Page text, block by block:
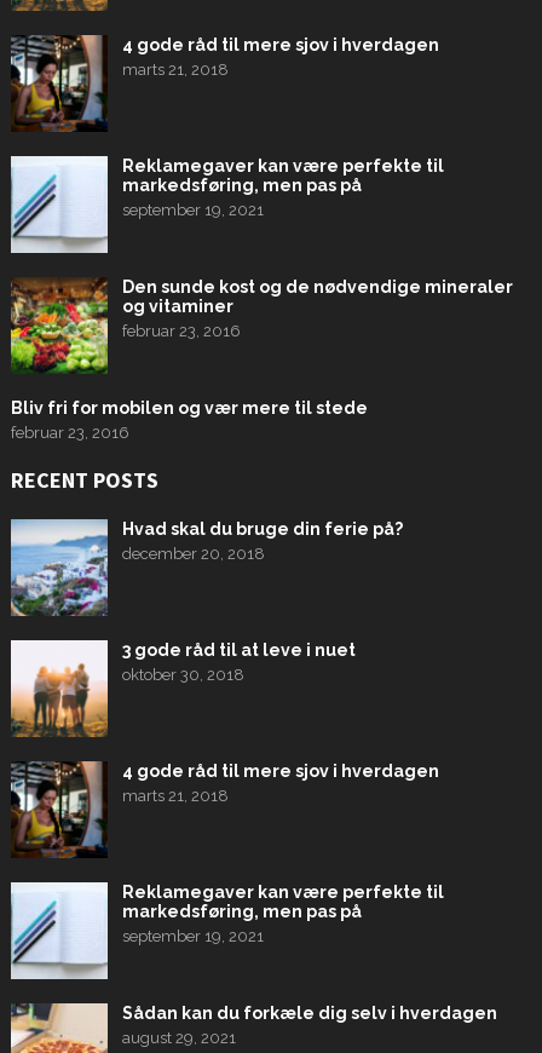
4 gode råd til mere sjov i hverdagen
marts 21, 2018
Reklamegaver kan være perfekte til
markedsføring, men pas på
september 19, 2021
Den sunde kost og de nødvendige mineraler
og vitaminer
februar 23, 2016
Bliv fri for mobilen og vær mere til stede
februar 23, 2016
RECENT POSTS
Hvad skal du bruge din ferie på?
december 20, 2018
3 gode råd til at leve i nuet
oktober 30, 2018
4 gode råd til mere sjov i hverdagen
marts 21, 2018
Reklamegaver kan være perfekte til
markedsføring, men pas på
september 19, 2021
Sådan kan du forkæle dig selv i hverdagen
august 29, 2021